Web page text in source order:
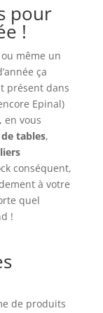
pour
!
même un
ça
présent dans
Epinal)
en vous
tables,
conséquent,
à votre
quel
!
de produits